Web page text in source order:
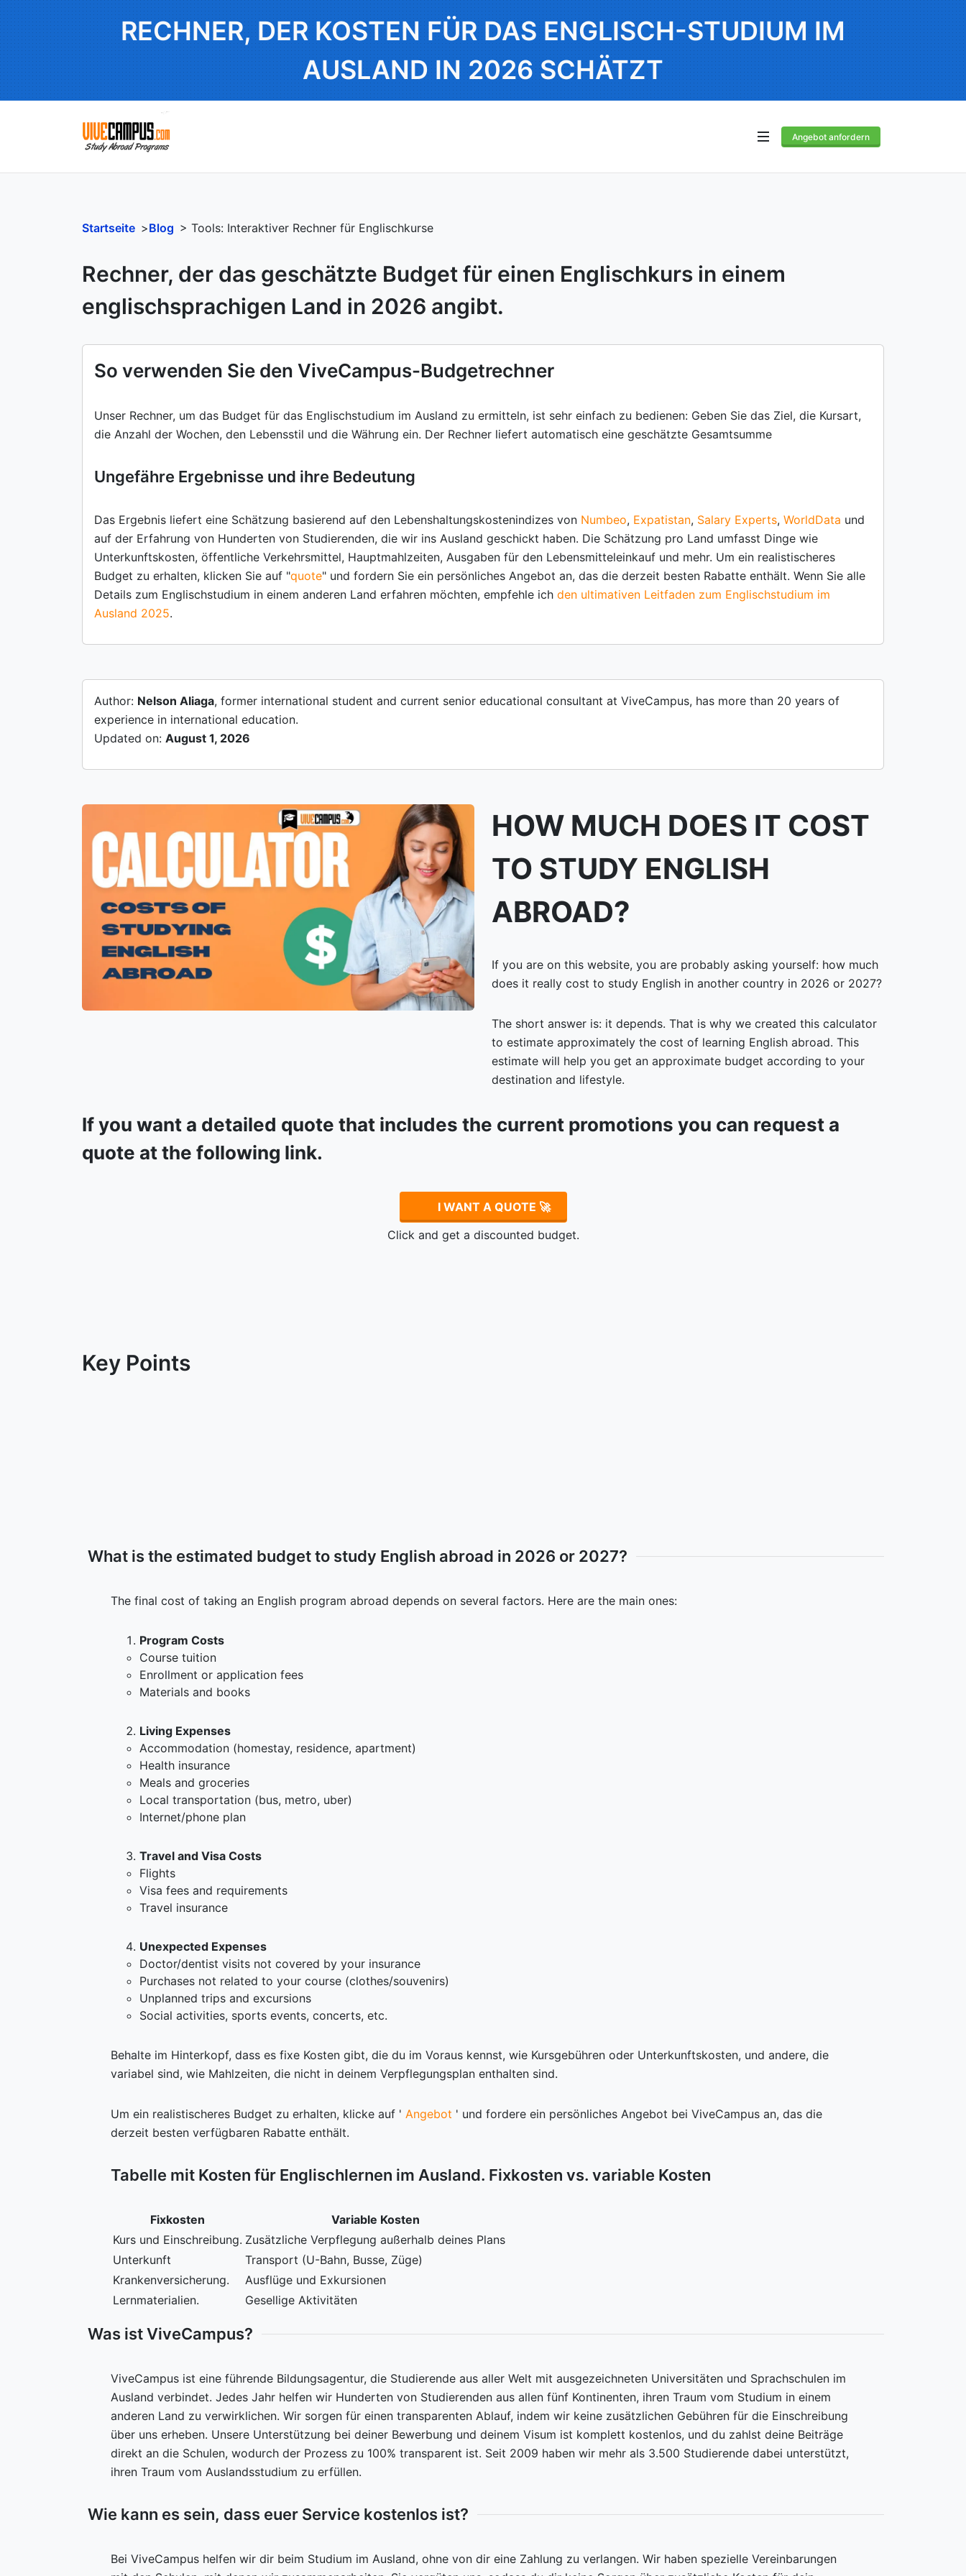
RECHNER, DER KOSTEN FÜR DAS ENGLISCH-STUDIUM IM
AUSLAND IN 2026 SCHÄTZT
Angebot anfordern
Startseite >Blog > Tools: Interaktiver Rechner für Englischkurse
Rechner, der das geschätzte Budget für einen Englischkurs in einem
englischsprachigen Land in 2026 angibt.
So verwenden Sie den ViveCampus-Budgetrechner
Unser Rechner, um das Budget für das Englischstudium im Ausland zu ermitteln, ist sehr einfach zu bedienen: Geben Sie das Ziel, die Kursart,
die Anzahl der Wochen, den Lebensstil und die Währung ein. Der Rechner liefert automatisch eine geschätzte Gesamtsumme
Ungefähre Ergebnisse und ihre Bedeutung
Das Ergebnis liefert eine Schätzung basierend auf den Lebenshaltungskostenindizes von Numbeo, Expatistan, Salary Experts, WorldData und
auf der Erfahrung von Hunderten von Studierenden, die wir ins Ausland geschickt haben. Die Schätzung pro Land umfasst Dinge wie
Unterkunftskosten, öffentliche Verkehrsmittel, Hauptmahlzeiten, Ausgaben für den Lebensmitteleinkauf und mehr. Um ein realistischeres
Budget zu erhalten, klicken Sie auf "quote" und fordern Sie ein persönliches Angebot an, das die derzeit besten Rabatte enthält. Wenn Sie alle
Details zum Englischstudium in einem anderen Land erfahren möchten, empfehle ich den ultimativen Leitfaden zum Englischstudium im
Ausland 2025.
Author: Nelson Aliaga, former international student and current senior educational consultant at ViveCampus, has more than 20 years of
experience in international education.
Updated on: August 1, 2026
HOW MUCH DOES IT COST
TO STUDY ENGLISH
ABROAD?
If you are on this website, you are probably asking yourself: how much
does it really cost to study English in another country in 2026 or 2027?
The short answer is: it depends. That is why we created this calculator
to estimate approximately the cost of learning English abroad. This
estimate will help you get an approximate budget according to your
destination and lifestyle.
If you want a detailed quote that includes the current promotions you can request a
quote at the following link.
I WANT A QUOTE 🚀
Click and get a discounted budget.
Key Points
What is the estimated budget to study English abroad in 2026 or 2027?
The final cost of taking an English program abroad depends on several factors. Here are the main ones:
Program Costs
Course tuition
Enrollment or application fees
Materials and books
Living Expenses
Accommodation (homestay, residence, apartment)
Health insurance
Meals and groceries
Local transportation (bus, metro, uber)
Internet/phone plan
Travel and Visa Costs
Flights
Visa fees and requirements
Travel insurance
Unexpected Expenses
Doctor/dentist visits not covered by your insurance
Purchases not related to your course (clothes/souvenirs)
Unplanned trips and excursions
Social activities, sports events, concerts, etc.
Behalte im Hinterkopf, dass es fixe Kosten gibt, die du im Voraus kennst, wie Kursgebühren oder Unterkunftskosten, und andere, die
variabel sind, wie Mahlzeiten, die nicht in deinem Verpflegungsplan enthalten sind.
Um ein realistischeres Budget zu erhalten, klicke auf ' Angebot ' und fordere ein persönliches Angebot bei ViveCampus an, das die
derzeit besten verfügbaren Rabatte enthält.
Tabelle mit Kosten für Englischlernen im Ausland. Fixkosten vs. variable Kosten
Fixkosten
Variable Kosten
Kurs und Einschreibung. Zusätzliche Verpflegung außerhalb deines Plans
Unterkunft
Transport (U-Bahn, Busse, Züge)
Krankenversicherung.
Ausflüge und Exkursionen
Lernmaterialien.
Gesellige Aktivitäten
Was ist ViveCampus?
ViveCampus ist eine führende Bildungsagentur, die Studierende aus aller Welt mit ausgezeichneten Universitäten und Sprachschulen im
Ausland verbindet. Jedes Jahr helfen wir Hunderten von Studierenden aus allen fünf Kontinenten, ihren Traum vom Studium in einem
anderen Land zu verwirklichen. Wir sorgen für einen transparenten Ablauf, indem wir keine zusätzlichen Gebühren für die Einschreibung
über uns erheben. Unsere Unterstützung bei deiner Bewerbung und deinem Visum ist komplett kostenlos, und du zahlst deine Beiträge
direkt an die Schulen, wodurch der Prozess zu 100% transparent ist. Seit 2009 haben wir mehr als 3.500 Studierende dabei unterstützt,
ihren Traum vom Auslandsstudium zu erfüllen.
Wie kann es sein, dass euer Service kostenlos ist?
Bei ViveCampus helfen wir dir beim Studium im Ausland, ohne von dir eine Zahlung zu verlangen. Wir haben spezielle Vereinbarungen